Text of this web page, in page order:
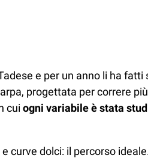
e per un anno li ha
progettata per correre
cui ogni variabile è stata
curve dolci: il percorso